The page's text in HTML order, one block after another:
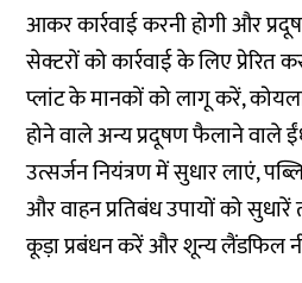
आकर कार्रवाई करनी होगी और
सेक्टरों को कार्रवाई के लिए प्रेरित
प्लांट के मानकों को लागू करें,
होने वाले अन्य प्रदूषण फैलाने वाले
उत्सर्जन नियंत्रण में सुधार लाएं,
और वाहन प्रतिबंध उपायों को
कूड़ा प्रबंधन करें और शून्य लैंडफिल